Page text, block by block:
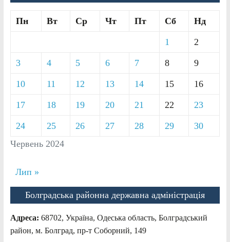
Червень 2024
Пн Вт Ср Чт Пт Сб Нд
1 2
3 4 5 6 7 8 9
10 11 12 13 14 15 16
17 18 19 20 21 22 23
24 25 26 27 28 29 30
Лип »
Болградська районна державна адміністрація
Адреса: 68702, Україна, Одеська область, Болградський
район, м. Болград, пр-т Соборний, 149